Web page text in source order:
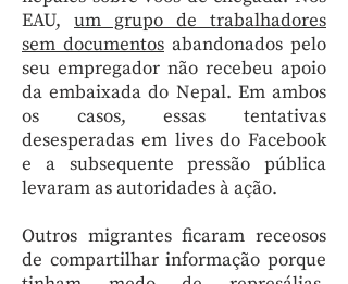
EAU, um grupo de trabalhadores
sem documentos abandonados pelo
seu empregador não recebeu apoio
da embaixada do Nepal. Em ambos
os casos, essas tentativas
desesperadas em lives do Facebook
e a subsequente pressão pública
levaram as autoridades à ação.
Outros migrantes ficaram receosos
de compartilhar informação porque